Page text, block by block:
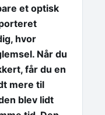
et optisk
hvor
Når du
får du en
mere til
blev lidt